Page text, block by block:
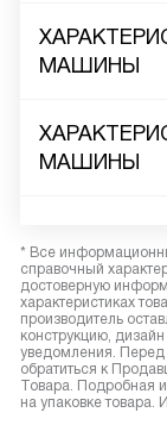
МАШИНЫ
МАШИНЫ
* Все
справочный
достоверную
характеристиках
производитель
конструкцию,
уведомления.
обратиться к
Товара. Подробная
на упаковке товара.